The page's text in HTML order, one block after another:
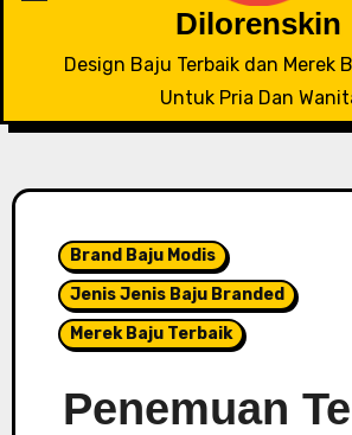
Dilorenskin
Design Baju Terbaik dan Merek
Untuk Pria Dan
Brand Baju Modis
Jenis Jenis Baju Branded
Merek Baju Terbaik
Penemuan